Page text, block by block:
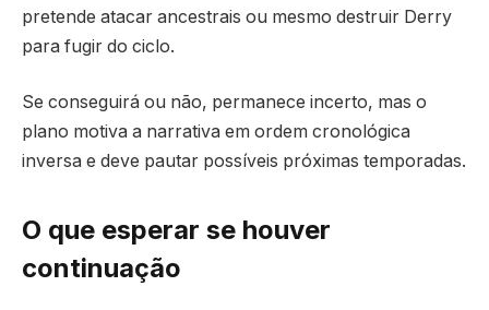
pretende atacar ancestrais ou mesmo destruir Derry
para fugir do ciclo.
Se conseguirá ou não, permanece incerto, mas o
plano motiva a narrativa em ordem cronológica
inversa e deve pautar possíveis próximas temporadas.
O que esperar se houver
continuação